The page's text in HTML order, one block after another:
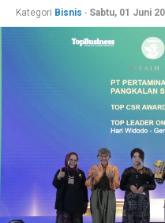
Kategori Bisnis - Sabtu, 01 Juni